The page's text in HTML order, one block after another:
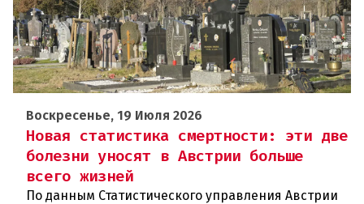
Воскресенье, 19 Июля 2026
Новая статистика смертности: эти две
болезни уносят в Австрии больше
всего жизней
По данным Статистического управления Австрии